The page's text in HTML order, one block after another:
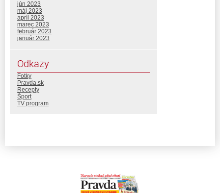
jún 2023
máj 2023
apríl 2023
marec 2023
február 2023
január 2023
Odkazy
Fotky
Pravda.sk
Recepty
Šport
TV program